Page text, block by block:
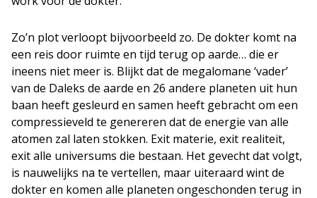
Zo’n plot verloopt bijvoorbeeld zo. De dokter komt na
een reis door ruimte en tijd terug op aarde… die er
ineens niet meer is. Blijkt dat de megalomane ‘vader’
van de Daleks de aarde en 26 andere planeten uit hun
baan heeft gesleurd en samen heeft gebracht om een
compressieveld te genereren dat de energie van alle
atomen zal laten stokken. Exit materie, exit realiteit,
exit alle universums die bestaan. Het gevecht dat volgt,
is nauwelijks na te vertellen, maar uiteraard wint de
dokter en komen alle planeten ongeschonden terug in